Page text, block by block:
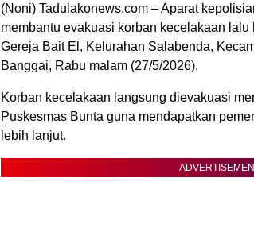
(Noni) Tadulakonews.com – Aparat
membantu evakuasi korban kecelakaan
Gereja Bait El, Kelurahan Salabenda,
Banggai, Rabu malam (27/5/2026).
Korban kecelakaan langsung dievakuasi
Puskesmas Bunta guna mendapatkan
lebih lanjut.